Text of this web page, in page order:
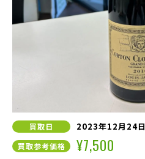
買取日 2023年12月24日
買取参考価格 ¥7,500